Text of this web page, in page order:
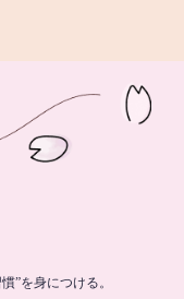
”を身につける。